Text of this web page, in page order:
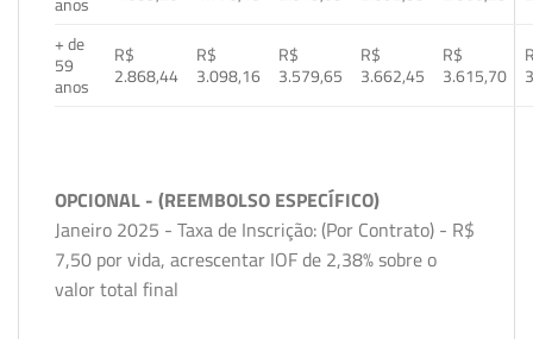
+ de
59
anos
R$
2.868,44
R$
3.098,16
R$
3.579,65
R$
3.662,45
R$
3.615,70
OPCIONAL - (REEMBOLSO ESPECÍFICO)
Janeiro 2025 - Taxa de Inscrição: (Por Contrato) - R$
7,50 por vida, acrescentar IOF de 2,38% sobre o
valor total final